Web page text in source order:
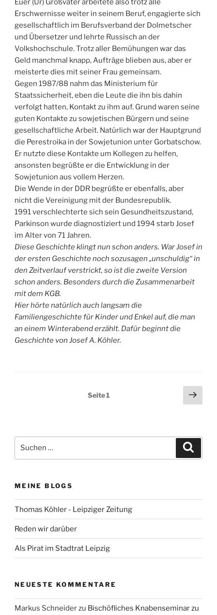
Euer (Ur) Großvater arbeitete also trotz alle
Erschwernisse weiter in seinem Beruf, engagierte sich
gesellschaftlich im Berufsverband der Dolmetscher
und Übersetzer und lehrte Russisch an der
Volkshochschule. Trotz aller Bemühungen war das
Geld manchmal knapp, Aufträge blieben aus, aber er
meisterte dies mit seiner Frau gemeinsam.
Gegen 1987/88 nahm das Ministerium für
Staatssicherheit, eben die Leute die ihn bis dahin
verfolgt hatten, Kontakt zu ihm auf. Grund waren seine
guten Kontakte zu sowjetischen Bürgern und seine
gesellschaftliche Arbeit. Natürlich war der Hauptgrund
die Perestroika in der Sowjetunion unter Gorbatschow.
Er nutzte diese Kontakte um Kollegen zu helfen,
ansonsten begrüßte er die Entwicklung in der
Sowjetunion aus vollem Herzen.
Die Wende in der DDR begrüßte er ebenfalls, aber
nicht die Vereinigung mit der Bundesrepublik.
1991 verschlechterte sich sein Gesundheitszustand,
Parkinson wurde diagnostiziert und 1994 starb Josef
im Alter von 71 Jahren.
Diese Geschichte klingt nun schon anders. War Josef in
der ersten Geschichte noch sozusagen „unschuldig“ in
den Zeitverlauf verstrickt, so ist die zweite Version
schon anders. Besonders durch die Zusammenarbeit
mit dem KGB.
Hier hörte natürlich auch langsam die
Familiengeschichte für Kinder und Enkel auf, die man
an einem Winterabend erzählt. Dafür beginnt die
Geschichte von Josef A. Köhler.
Seitennummerierung
Seite1
nach:
MEINE BLOGS
Thomas Köhler - Leipziger Zeitung
Reden wir darüber
Als Pirat im Stadtrat Leipzig
NEUESTE KOMMENTARE
Markus Schneiderzu Bischöfliches Knabenseminar zu